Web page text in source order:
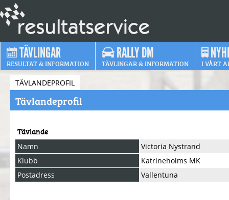
TÄVLINGAR
RESULTAT & INFORMATION
RALLY DM
TÄVLINGAR & INFORMATION I VÅRT
TÄVLANDEPROFIL
Tävlandeprofil
Tävlande
Namn
Victoria Nystrand
Klubb
Katrineholms MK
Postadress
Vallentuna